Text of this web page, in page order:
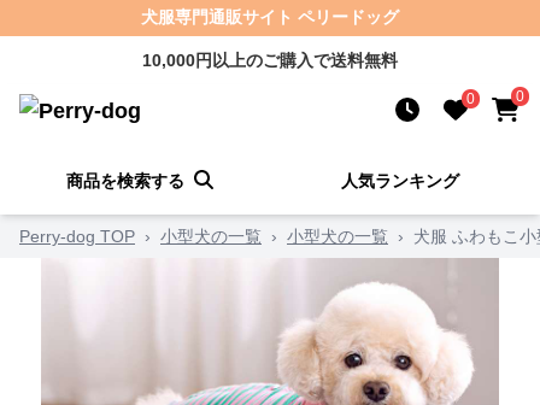
犬服専門通販サイト ペリードッグ
10,000円以上のご購入で送料無料
0 0
商品を検索する 人気ランキング
Perry-dog TOP › 小型犬の一覧 › 小型犬の一覧 › 犬服 ふわもこ